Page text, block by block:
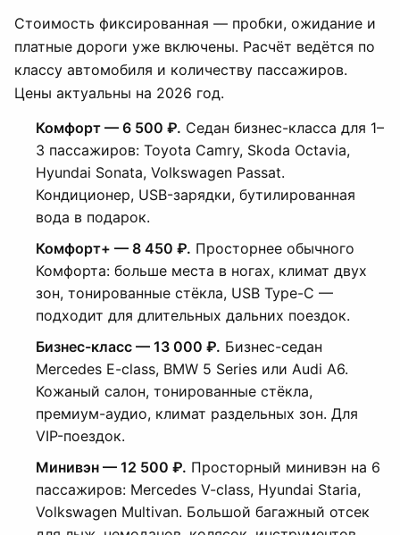
Стоимость фиксированная — пробки, ожидание и
платные дороги уже включены. Расчёт ведётся по
классу автомобиля и количеству пассажиров.
Цены актуальны на 2026 год.
Комфорт — 6 500 ₽. Седан бизнес-класса для 1–
3 пассажиров: Toyota Camry, Skoda Octavia,
Hyundai Sonata, Volkswagen Passat.
Кондиционер, USB-зарядки, бутилированная
вода в подарок.
Комфорт+ — 8 450 ₽. Просторнее обычного
Комфорта: больше места в ногах, климат двух
зон, тонированные стёкла, USB Type-C —
подходит для длительных дальних поездок.
Бизнес-класс — 13 000 ₽. Бизнес-седан
Mercedes E-class, BMW 5 Series или Audi A6.
Кожаный салон, тонированные стёкла,
премиум-аудио, климат раздельных зон. Для
VIP-поездок.
Минивэн — 12 500 ₽. Просторный минивэн на 6
пассажиров: Mercedes V-class, Hyundai Staria,
Volkswagen Multivan. Большой багажный отсек